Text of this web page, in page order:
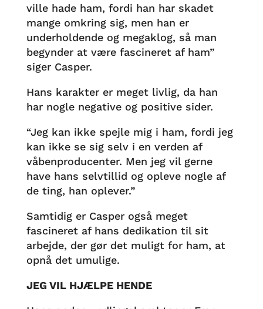
ville hade ham, fordi han har skadet
mange omkring sig, men han er
underholdende og megaklog, så man
begynder at være fascineret af ham”
siger Casper.
Hans karakter er meget livlig, da han
har nogle negative og positive sider.
“Jeg kan ikke spejle mig i ham, fordi jeg
kan ikke se sig selv i en verden af
våbenproducenter. Men jeg vil gerne
have hans selvtillid og opleve nogle af
de ting, han oplever.”
Samtidig er Casper også meget
fascineret af hans dedikation til sit
arbejde, der gør det muligt for ham, at
opnå det umulige.
JEG VIL HJÆLPE HENDE